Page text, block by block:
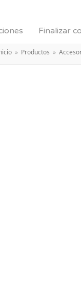
Finalizar
» Productos »